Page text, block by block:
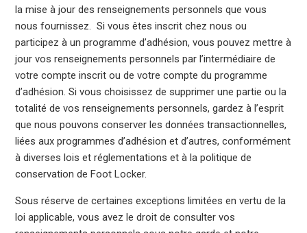
la mise à jour des renseignements personnels que vous
nous fournissez. Si vous êtes inscrit chez nous ou
participez à un programme d’adhésion, vous pouvez mettre à
jour vos renseignements personnels par l’intermédiaire de
votre compte inscrit ou de votre compte du programme
d’adhésion. Si vous choisissez de supprimer une partie ou la
totalité de vos renseignements personnels, gardez à l’esprit
que nous pouvons conserver les données transactionnelles,
liées aux programmes d’adhésion et d’autres, conformément
à diverses lois et réglementations et à la politique de
conservation de Foot Locker.
Sous réserve de certaines exceptions limitées en vertu de la
loi applicable, vous avez le droit de consulter vos